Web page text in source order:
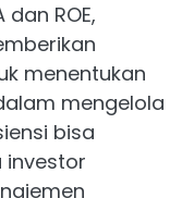
ROE,
menentukan
mengelola
bisa